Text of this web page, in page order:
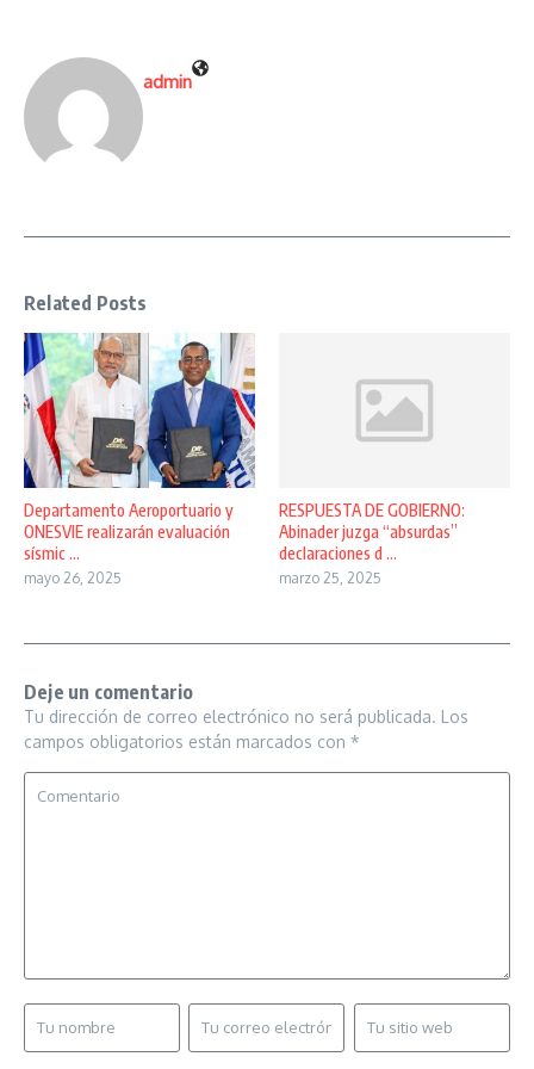
admin
Related Posts
Departamento Aeroportuario y
ONESVIE realizarán evaluación
sísmic ...
mayo 26, 2025
RESPUESTA DE GOBIERNO:
Abinader juzga “absurdas”
declaraciones d ...
marzo 25, 2025
Deje un comentario
Tu dirección de correo electrónico no será publicada. Los
campos obligatorios están marcados con *